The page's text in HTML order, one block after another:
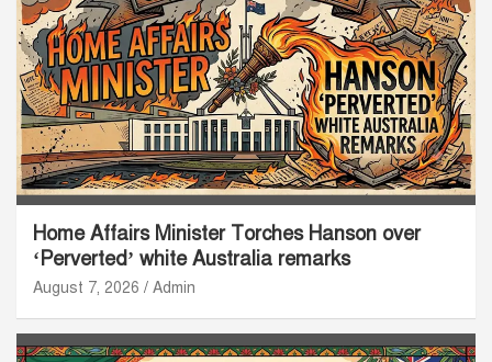
Home Affairs Minister Torches Hanson over
‘Perverted’ white Australia remarks
August 7, 2026 Admin